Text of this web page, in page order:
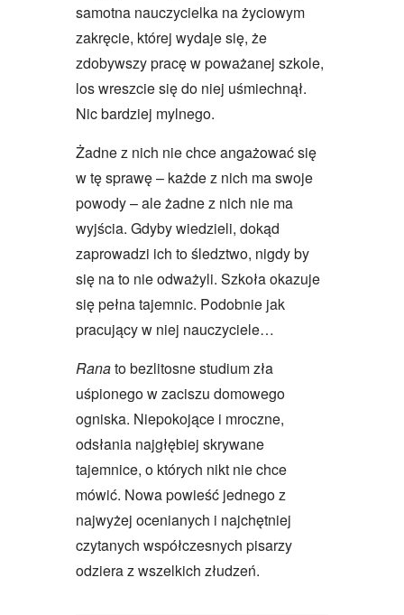
samotna nauczycielka na życiowym
zakręcie, której wydaje się, że
zdobywszy pracę w poważanej szkole,
los wreszcie się do niej uśmiechnął.
Nic bardziej mylnego.
Żadne z nich nie chce angażować się
w tę sprawę – każde z nich ma swoje
powody – ale żadne z nich nie ma
wyjścia. Gdyby wiedzieli, dokąd
zaprowadzi ich to śledztwo, nigdy by
się na to nie odważyli. Szkoła okazuje
się pełna tajemnic. Podobnie jak
pracujący w niej nauczyciele…
Ranato bezlitosne studium zła
uśpionego w zaciszu domowego
ogniska. Niepokojące i mroczne,
odsłania najgłębiej skrywane
tajemnice, o których nikt nie chce
mówić. Nowa powieść jednego z
najwyżej ocenianych i najchętniej
czytanych współczesnych pisarzy
odziera z wszelkich złudzeń.